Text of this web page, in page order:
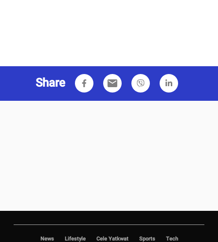
Share email
News Lifestyle Cele Yatkwat Sports Tech